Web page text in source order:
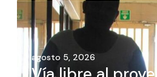
agosto 5, 2026